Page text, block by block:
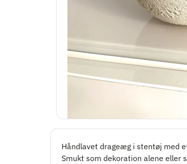
Keramiske frugter
Havets servietringe
Håndlavet drageæg i stentøj med
Smukt som dekoration alene eller